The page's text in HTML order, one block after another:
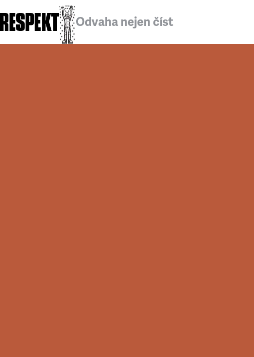
Odvaha nejen číst